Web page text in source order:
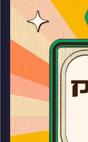
האדם שהבטיח
על פסטיגל
המשחק.
הגמר של
הוא יהיה הגל